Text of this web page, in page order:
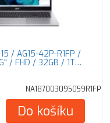
/ AG15-42P-R1FP /
/ FHD / 32GB / 1T…
NA187003095059R1FP
Do košíku